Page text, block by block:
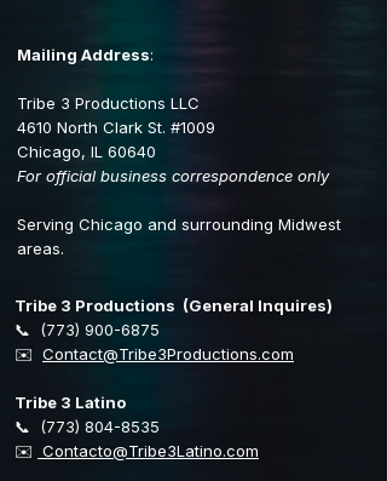
Mailing Address:
Tribe 3 Productions LLC
4610 North Clark St. #1009
Chicago, IL 60640
For official business correspondence only
Serving Chicago and surrounding Midwest
areas.
Tribe 3 Productions (General Inquires)
📞 (773) 900-6875
​✉️ Contact@Tribe3Productions.com
Tribe 3 Latino
📞 (773) 804-8535
✉️ Contacto@Tribe3Latino.com